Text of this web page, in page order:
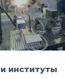
институты